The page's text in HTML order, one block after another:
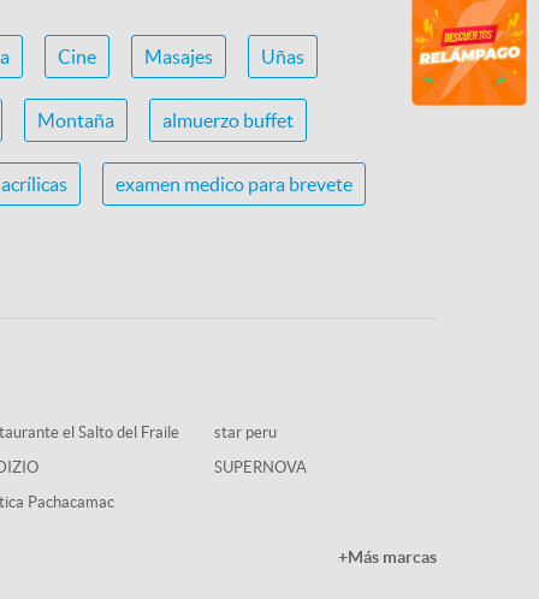
Cine Masajes Uñas
Montaña almuerzo buffet
examen medico para brevete
el Salto del Fraile
Pachacamac
star peru
SUPERNOVA
+Más marcas